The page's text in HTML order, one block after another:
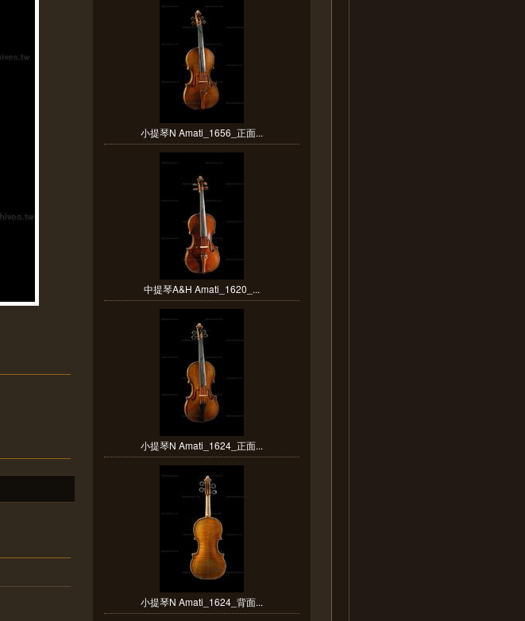
小提琴N Amati_1656_正面...
中提琴A&H Amati_1620_...
小提琴N Amati_1624_正面...
小提琴N Amati_1624_背面...